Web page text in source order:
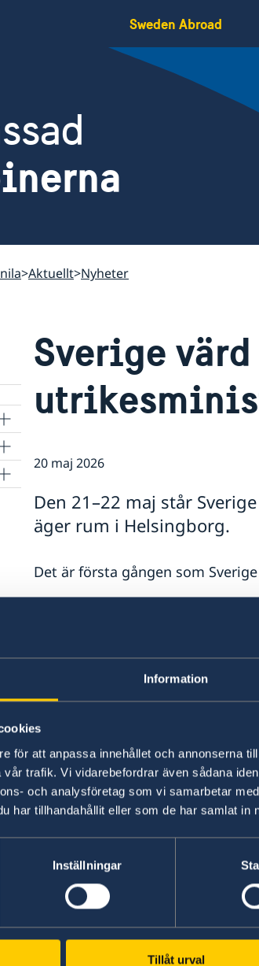
Information
för att anpassa innehållet och annonserna
trafik. Vi vidarebefordrar även sådana
och analysföretag som vi samarbetar
har tillhandahållit eller som de har samlat in
Inställningar
Tillåt urval
Sweden Abroad
Aktuellt Nyheter
Sverige
20 maj 2026
Den 21–22 maj står
äger rum i Helsingborg.
Det är första gången som
– Att Sverige tar på sig
ambitioner som en aktiv och
Malmer Stenergard.
Läs mer om Natomötet på
Senast uppdaterad 22 maj 2026, 08.39
Global City, 1630
Mobile